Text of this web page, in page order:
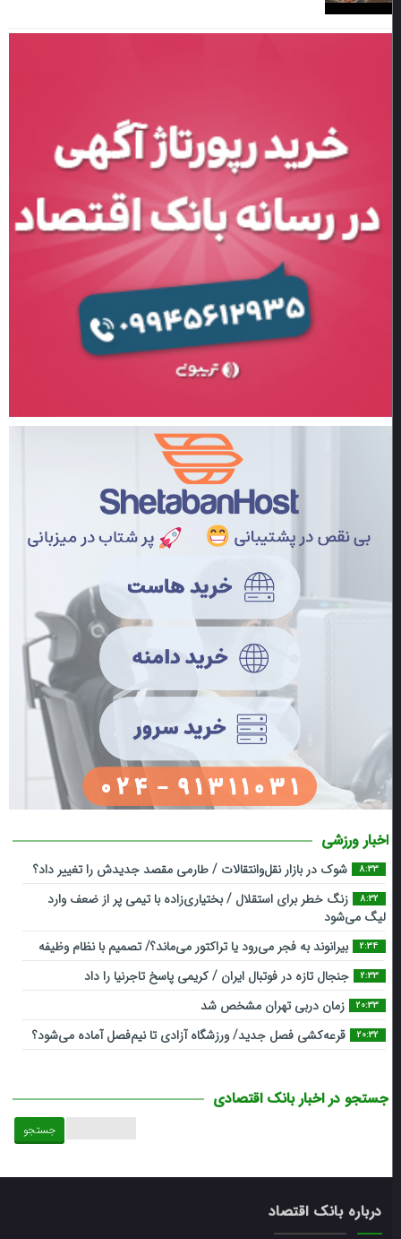
اخبار ورزشی
8:33 شوک در بازار نقل‌وانتقالات / طارمی مقصد جدیدش را تغییر داد؟
8:32
زنگ خطر برای استقلال / بختیاری‌زاده با تیمی پر از ضعف وارد
لیگ می‌شود
2:34 بیرانوند به فجر می‌رود یا تراکتور می‌ماند؟/ تصمیم با نظام وظیفه
2:33 جنجال تازه در فوتبال ایران / کریمی پاسخ تاجرنیا را داد
20:33 زمان دربی تهران مشخص شد
20:32 قرعه‎‌کشی فصل جدید/ ورزشگاه آزادی تا نیم‌فصل آماده می‌شود؟
جستجو در اخبار بانک اقتصادی
جستجو
برای:
درباره بانک اقتصاد